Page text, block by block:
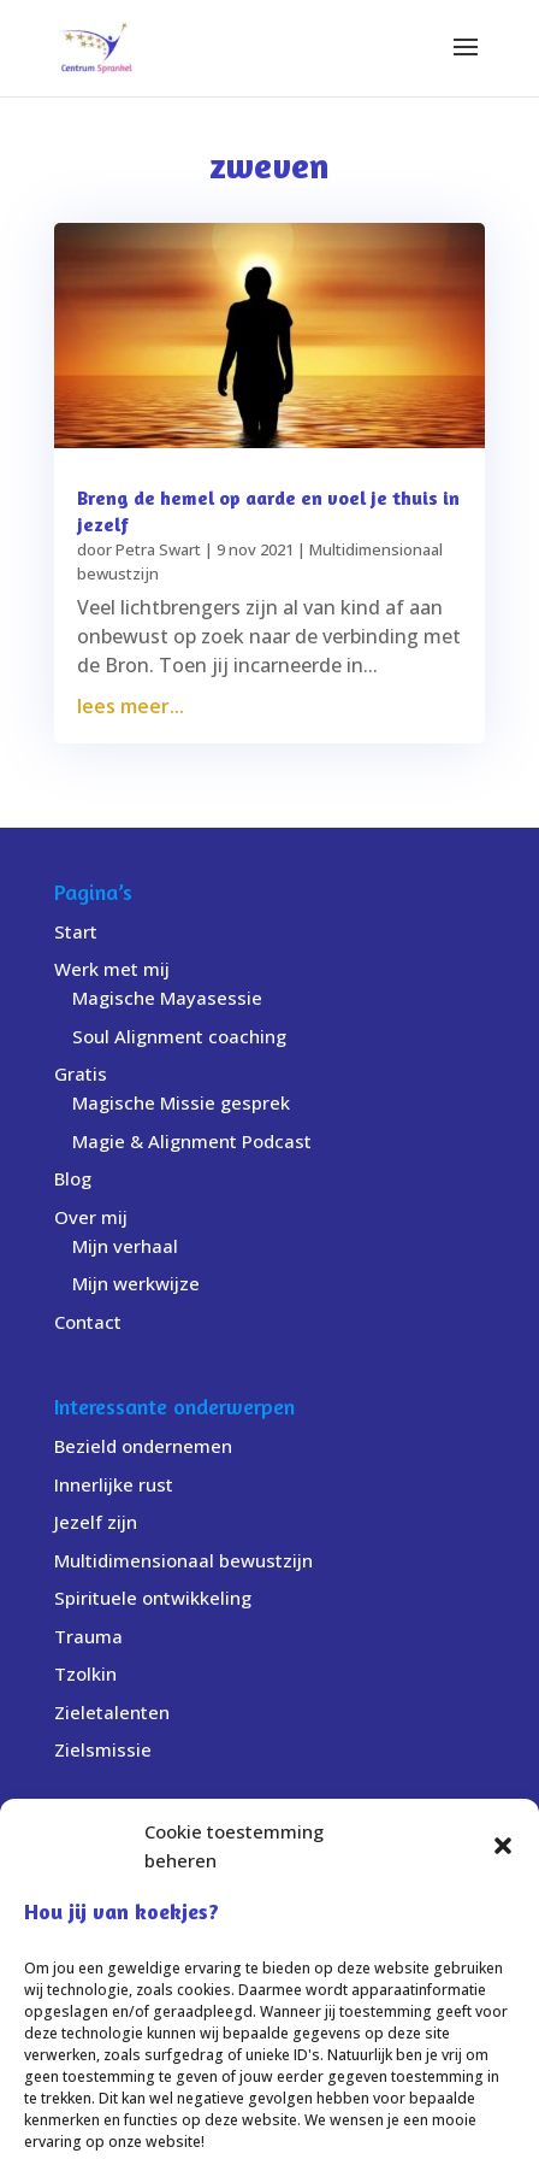
Cookie toestemming
beheren
Hou jij van koekjes?
Om jou een geweldige ervaring te bieden op deze website gebruiken
wij technologie, zoals cookies. Daarmee wordt apparaatinformatie
opgeslagen en/of geraadpleegd. Wanneer jij toestemming geeft voor
deze technologie kunnen wij bepaalde gegevens op deze site
verwerken, zoals surfgedrag of unieke ID's. Natuurlijk ben je vrij om
geen toestemming te geven of jouw eerder gegeven toestemming in
te trekken. Dit kan wel negatieve gevolgen hebben voor bepaalde
kenmerken en functies op deze website. We wensen je een mooie
ervaring op onze website!
zweven
Breng de hemel op aarde en voel je thuis in
jezelf
doorPetra Swart| 9 nov 2021 | Multidimensionaal
bewustzijn
Veel lichtbrengers zijn al van kind af aan
onbewust op zoek naar de verbinding met
de Bron. Toen jij incarneerde in...
lees meer...
Pagina’s
Start
Werk met mij
Magische Mayasessie
Soul Alignment coaching
Gratis
Magische Missie gesprek
Magie & Alignment Podcast
Blog
Over mij
Mijn verhaal
Mijn werkwijze
Contact
Interessante onderwerpen
Bezield ondernemen
Innerlijke rust
Jezelf zijn
Multidimensionaal bewustzijn
Spirituele ontwikkeling
Trauma
Tzolkin
Zieletalenten
Zielsmissie
Bedrijfsgegevens:
Centrum Sprankel
Elst (Gelderland)
KvK-nummer: 69236259
Algemene voorwaarden
Disclaimer